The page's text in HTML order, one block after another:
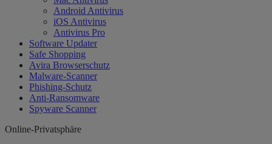
Android Antivirus
iOS Antivirus
Antivirus Pro
Software Updater
Safe Shopping
Avira Browserschutz
Malware-Scanner
Phishing-Schutz
Anti-Ransomware
Spyware Scanner
Online-Privatsphäre